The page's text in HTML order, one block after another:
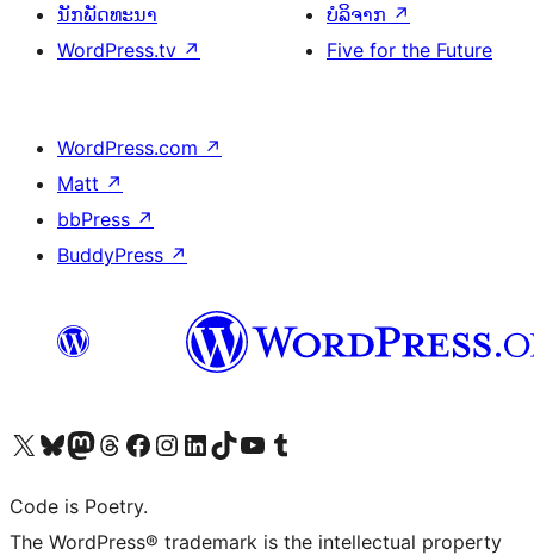
ນັກພັດທະນາ
WordPress.tv ↗
ບໍລິຈາກ ↗
Five for the Future
WordPress.com ↗
Matt ↗
bbPress ↗
BuddyPress ↗
ຢ້ຽມຊົມບັນຊີ X (ຊື່ເກົ່າ Twitter) ຂອງພວກເຮົາຢ້ຽມຊົມບັນຊີ Bluesky ຂອງພວກເຮົາຢ້ຽມຊົມບັນຊີ Mastodon ຂອງພວກເຮົາຢ້ຽມຊົມບັນຊີ Threads ຂອງພວກເຮົາຢ້ຽມຊົມໜ້າ Facebook ຂອງພວກເຮົາຢ້ຽມຊົມບັນຊີ Instagram ຂອງພວກເຮົາຢ້ຽມຊົມບັນຊີ LinkedIn ຂອງພວກເຮົາຢ້ຽມຊົມບັນຊີ TikTok ຂອງພວກເຮົາຢ້ຽມຊົມຊ່ອງ YouTube ຂອງພວກເຮົາຢ້ຽມຊົມບັນຊີ Tumblr ຂອງພວກເຮົາ
Code is Poetry.
The WordPress® trademark is the intellectual property